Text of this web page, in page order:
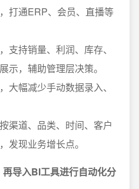
打通ERP、会员、直播等
支持销量、利润、库存、
示，辅助管理层决策。
大幅减少手动数据录入、
渠道、品类、时间、客户
发现业务增长点。
导入BI工具进行自动化分